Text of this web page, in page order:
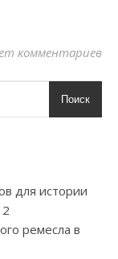
комментариев
Поиск
для истории
ремесла в